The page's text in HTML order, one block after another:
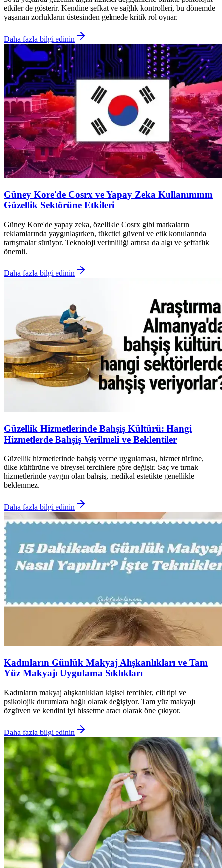
etkiler de gösterir. Kendine şefkat ve sağlık kontrolleri, bu dönemde
yaşanan zorlukların üstesinden gelmede kritik rol oynar.
Daha fazla bilgi edinin
Güney Kore'de Cosrx ve Yapay Zeka Kullanımının
Güzellik Sektörüne Etkileri
Güney Kore'de yapay zeka, özellikle Cosrx gibi markaların
reklamlarında yaygınlaşırken, tüketici güveni ve etik konularında
tartışmalar sürüyor. Teknoloji verimliliği artırsa da algı ve şeffaflık
önemli.
Daha fazla bilgi edinin
Güzellik Hizmetlerinde Bahşiş Kültürü: Hangi
Hizmetlerde Bahşiş Verilmeli ve Beklentiler
Güzellik hizmetlerinde bahşiş verme uygulaması, hizmet türüne,
ülke kültürüne ve bireysel tercihlere göre değişir. Saç ve tırnak
hizmetlerinde yaygın olan bahşiş, medikal estetikte genellikle
beklenmez.
Daha fazla bilgi edinin
Kadınların Günlük Makyaj Alışkanlıkları ve Tam
Yüz Makyajı Uygulama Sıklıkları
Kadınların makyaj alışkanlıkları kişisel tercihler, cilt tipi ve
psikolojik durumlara bağlı olarak değişiyor. Tam yüz makyajı
özgüven ve kendini iyi hissetme aracı olarak öne çıkıyor.
Daha fazla bilgi edinin